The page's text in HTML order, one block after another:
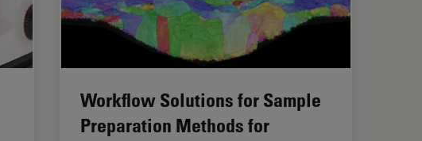
Workflow Solutions for Sample
Preparation Methods for